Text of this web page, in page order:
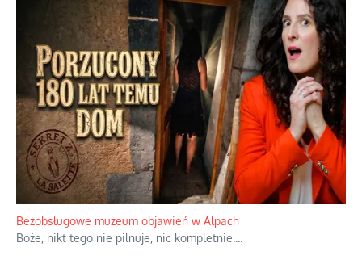
Niezwykłe wyścigi dawnych osadników w Palestynie
W 1938 roku, uwaga, 17% tych osadników niemieckich w
Palestynie było członkiem partii nazistowskiej i podczas II
wojny światowej byli internowani...